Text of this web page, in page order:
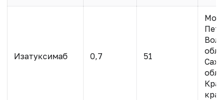
Изатуксимаб 0,7 51
обл.,
обл.,